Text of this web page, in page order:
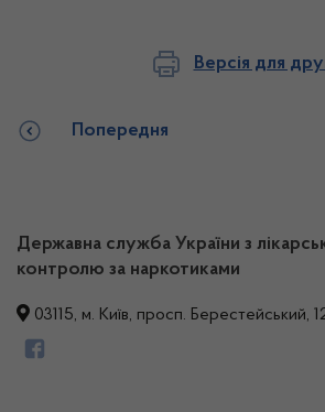
Версія для
Попередня
Державна служба України з
контролю за наркотиками
03115, м. Київ, просп. Берестейський,